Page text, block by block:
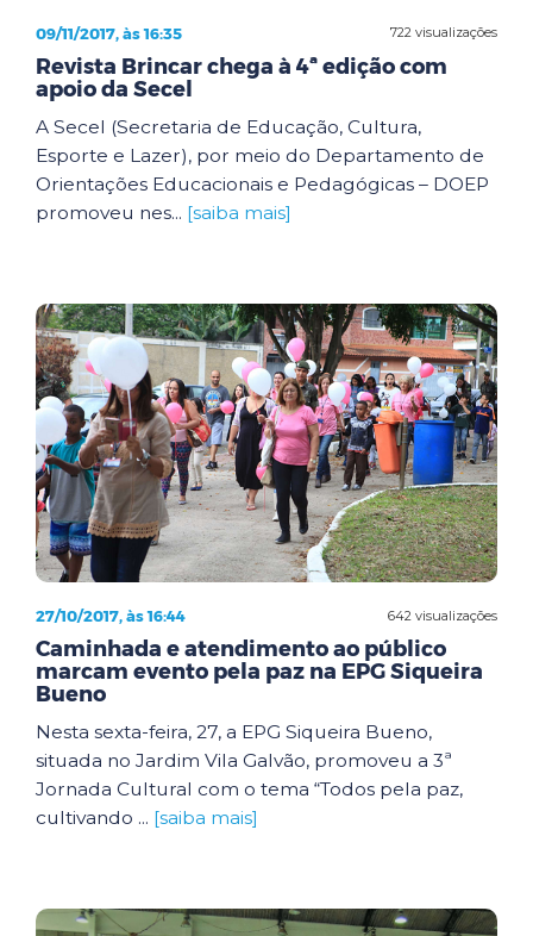
722 visualizações
09/11/2017, às 16:35
Revista Brincar chega à 4ª edição com
apoio da Secel
A Secel (Secretaria de Educação, Cultura,
Esporte e Lazer), por meio do Departamento de
Orientações Educacionais e Pedagógicas – DOEP
promoveu nes... [saiba mais]
642 visualizações
27/10/2017, às 16:44
Caminhada e atendimento ao público
marcam evento pela paz na EPG Siqueira
Bueno
Nesta sexta-feira, 27, a EPG Siqueira Bueno,
situada no Jardim Vila Galvão, promoveu a 3ª
Jornada Cultural com o tema “Todos pela paz,
cultivando ... [saiba mais]